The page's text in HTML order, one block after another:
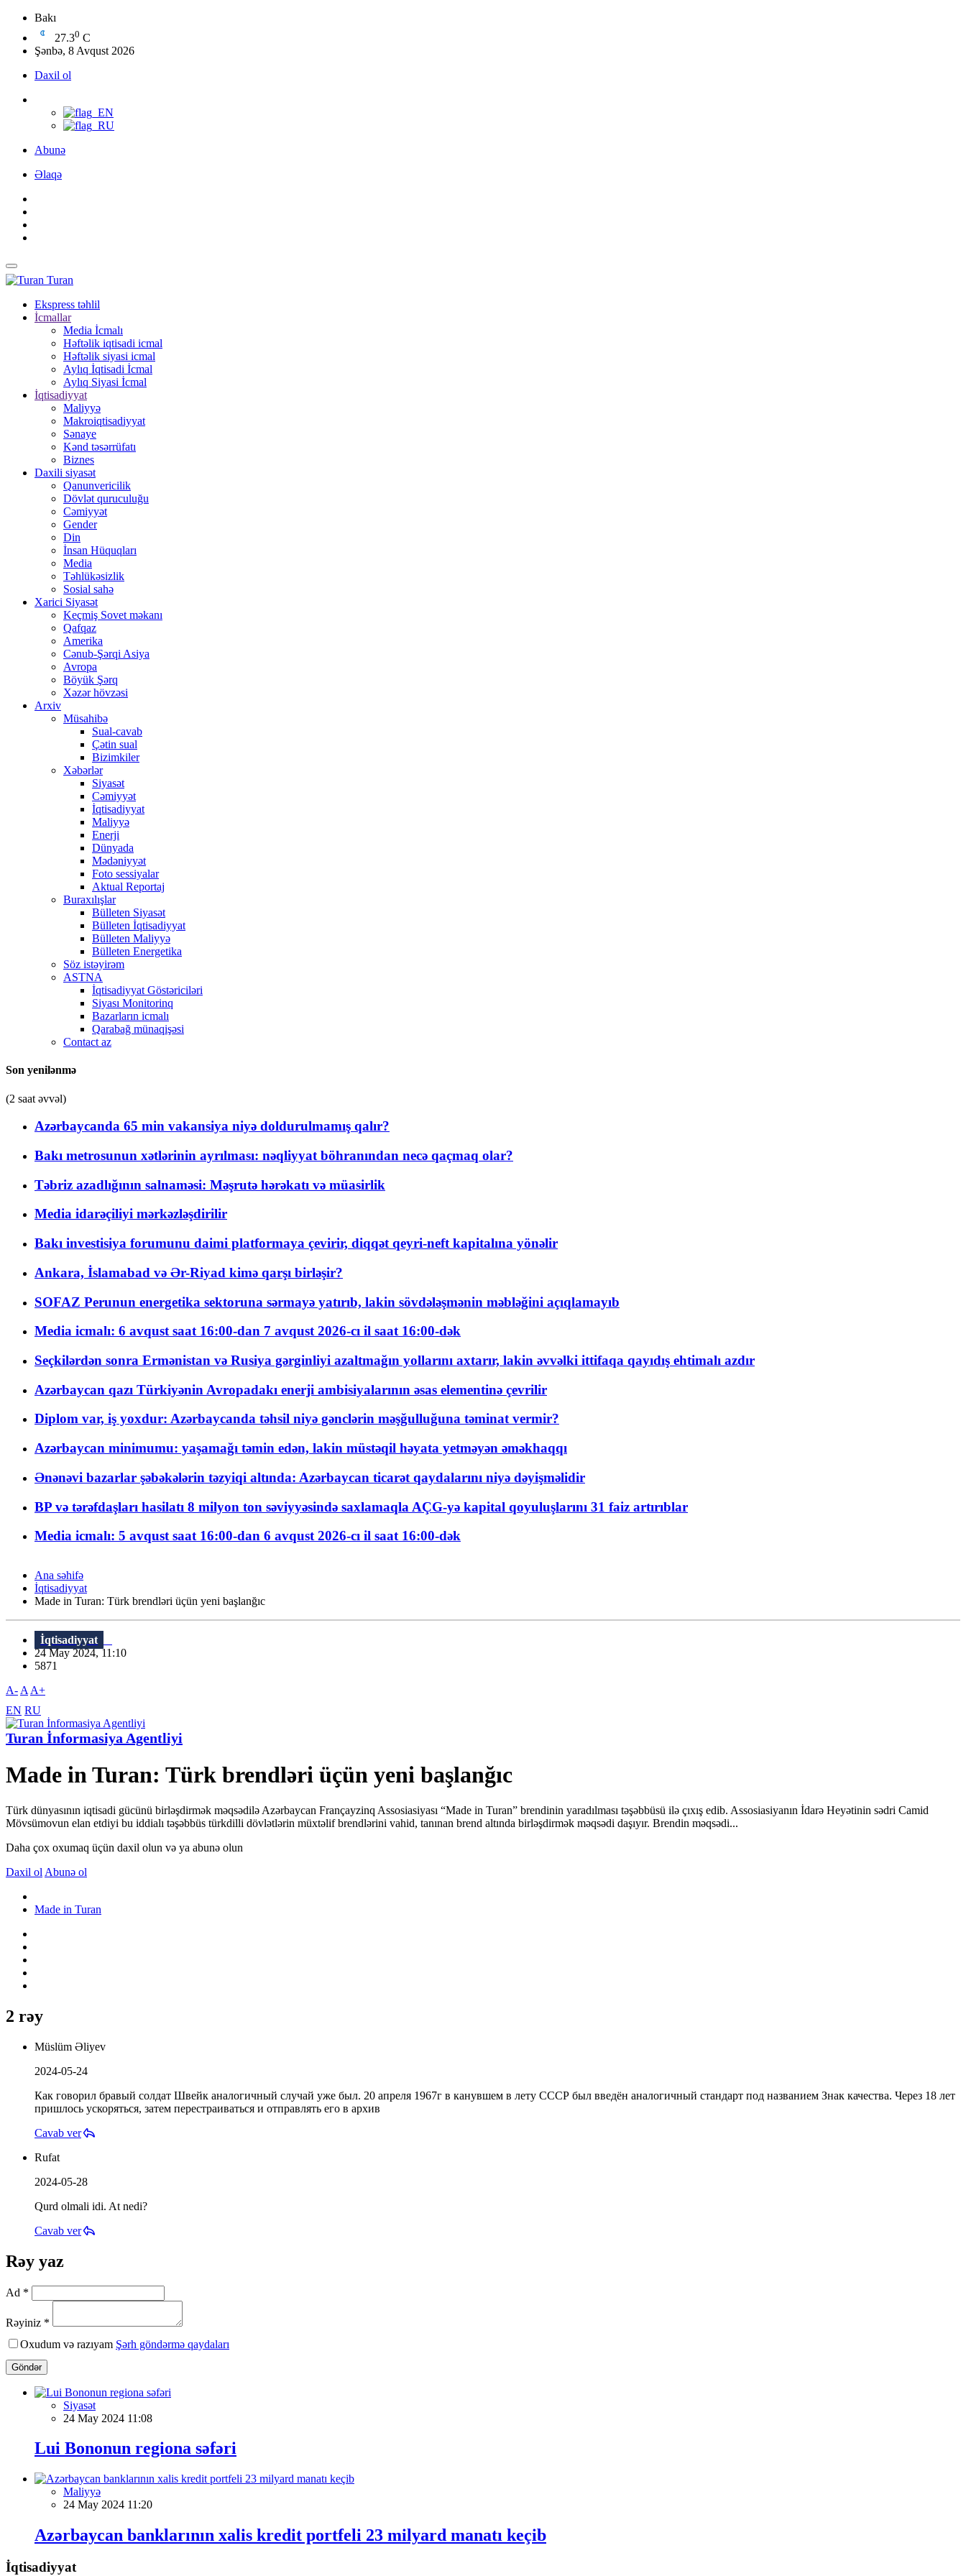
Bakı
27.30 C
Şənbə, 8 Avqust 2026
Daxil ol
Abunə
Əlaqə
Turan
Ekspress təhlil
İcmallar
Media İcmalı
Həftəlik iqtisadi icmal
Həftəlik siyasi icmal
Aylıq İqtisadi İcmal
Aylıq Siyasi İcmal
İqtisadiyyat
Maliyyə
Makroiqtisadiyyat
Sənaye
Kənd təsərrüfatı
Biznes
Daxili siyasət
Qanunvericilik
Dövlət quruculuğu
Cəmiyyət
Gender
Din
İnsan Hüquqları
Media
Təhlükəsizlik
Sosial sahə
Xarici Siyasət
Keçmiş Sovet məkanı
Qafqaz
Amerika
Cənub-Şərqi Asiya
Avropa
Böyük Şərq
Xəzər hövzəsi
Arxiv
Müsahibə
Sual-cavab
Çətin sual
Bizimkiler
Xəbərlər
Siyasət
Cəmiyyət
İqtisadiyyat
Maliyyə
Enerji
Dünyada
Mədəniyyət
Foto sessiyalar
Aktual Reportaj
Buraxılışlar
Bülleten Siyasət
Bülleten İqtisadiyyat
Bülleten Maliyyə
Bülleten Energetika
Söz istəyirəm
ASTNA
İqtisadiyyat Göstəriciləri
Siyası Monitorinq
Bazarların icmalı
Qarabağ münaqişəsi
Contact az
Son yenilənmə
(2 saat əvvəl)
Azərbaycanda 65 min vakansiya niyə doldurulmamış qalır?
Bakı metrosunun xətlərinin ayrılması: nəqliyyat böhranından necə qaçmaq olar?
Təbriz azadlığının salnaməsi: Məşrutə hərəkatı və müasirlik
Media idarəçiliyi mərkəzləşdirilir
Bakı investisiya forumunu daimi platformaya çevirir, diqqət qeyri-neft kapitalına yönəlir
Ankara, İslamabad və Ər-Riyad kimə qarşı birləşir?
SOFAZ Perunun energetika sektoruna sərmayə yatırıb, lakin sövdələşmənin məbləğini açıqlamayıb
Media icmalı: 6 avqust saat 16:00-dan 7 avqust 2026-cı il saat 16:00-dək
Seçkilərdən sonra Ermənistan və Rusiya gərginliyi azaltmağın yollarını axtarır, lakin əvvəlki ittifaqa qayıdış ehtimalı azdır
Azərbaycan qazı Türkiyənin Avropadakı enerji ambisiyalarının əsas elementinə çevrilir
Diplom var, iş yoxdur: Azərbaycanda təhsil niyə gənclərin məşğulluğuna təminat vermir?
Azərbaycan minimumu: yaşamağı təmin edən, lakin müstəqil həyata yetməyən əməkhaqqı
Ənənəvi bazarlar şəbəkələrin təzyiqi altında: Azərbaycan ticarət qaydalarını niyə dəyişməlidir
BP və tərəfdaşları hasilatı 8 milyon ton səviyyəsində saxlamaqla AÇG-yə kapital qoyuluşlarını 31 faiz artırıblar
Media icmalı: 5 avqust saat 16:00-dan 6 avqust 2026-cı il saat 16:00-dək
Ana səhifə
İqtisadiyyat
Made in Turan: Türk brendləri üçün yeni başlanğıc
İqtisadiyyat
24 May 2024, 11:10
5871
A- A A+
EN RU
Turan İnformasiya Agentliyi
Made in Turan: Türk brendləri üçün yeni başlanğıc
Türk dünyasının iqtisadi gücünü birləşdirmək məqsədilə Azərbaycan Françayzinq Assosiasiyası “Made in Turan” brendinin yaradılması təşəbbüsü ilə çıxış edib. Assosiasiyanın İdarə Heyətinin sədri Camid
Mövsümovun elan etdiyi bu iddialı təşəbbüs türkdilli dövlətlərin müxtəlif brendlərini vahid, tanınan brend altında birləşdirmək məqsədi daşıyır. Brendin məqsədi...
Daha çox oxumaq üçün daxil olun və ya abunə olun
Daxil ol Abunə ol
Made in Turan
2 rəy
Müslüm Əliyev
2024-05-24
Как говорил бравый солдат Швейк аналогичный случай уже был. 20 апреля 1967г в канувшем в лету СССР был введён аналогичный стандарт под названием Знак качества. Через 18 лет
пришлось ускоряться, затем перестраиваться и отправлять его в архив
Cavab ver
Rufat
2024-05-28
Qurd olmali idi. At nedi?
Cavab ver
Rəy yaz
Ad *
Rəyiniz *
Oxudum və razıyam Şərh göndərmə qaydaları
Göndər
Siyasət
24 May 2024 11:08
Lui Bononun regiona səfəri
Maliyyə
24 May 2024 11:20
Azərbaycan banklarının xalis kredit portfeli 23 milyard manatı keçib
İqtisadiyyat